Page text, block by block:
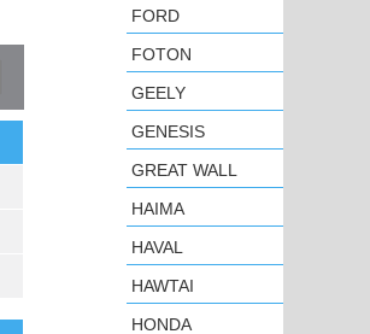
FORD
FOTON
GEELY
GENESIS
GREAT WALL
HAIMA
HAVAL
HAWTAI
HONDA